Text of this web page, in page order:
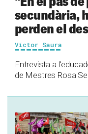
secundària,
perden el
Víctor Saura
Entrevista a
de Mestres Rosa